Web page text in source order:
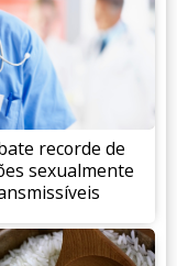
recorde de
sexualmente